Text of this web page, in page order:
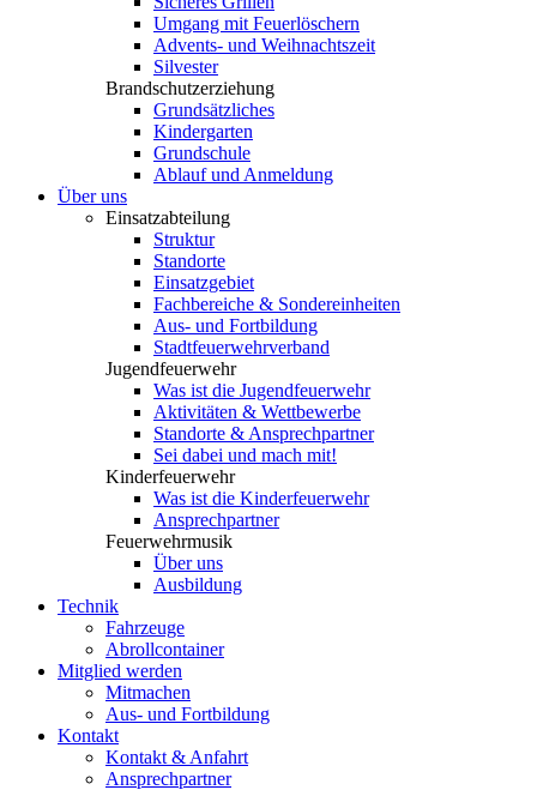
Umgang mit Feuerlöschern
Advents- und Weihnachtszeit
Silvester
Brandschutzerziehung
Grundsätzliches
Kindergarten
Grundschule
Ablauf und Anmeldung
Über uns
Einsatzabteilung
Struktur
Standorte
Einsatzgebiet
Fachbereiche & Sondereinheiten
Aus- und Fortbildung
Stadtfeuerwehrverband
Jugendfeuerwehr
Was ist die Jugendfeuerwehr
Aktivitäten & Wettbewerbe
Standorte & Ansprechpartner
Sei dabei und mach mit!
Kinderfeuerwehr
Was ist die Kinderfeuerwehr
Ansprechpartner
Feuerwehrmusik
Über uns
Ausbildung
Technik
Fahrzeuge
Abrollcontainer
Mitglied werden
Mitmachen
Aus- und Fortbildung
Kontakt
Kontakt & Anfahrt
Ansprechpartner